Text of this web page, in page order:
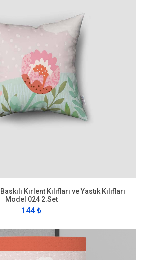
Kırlent Kılıfları ve Yastık Kılıfları
Model 024 2.Set
144 ₺